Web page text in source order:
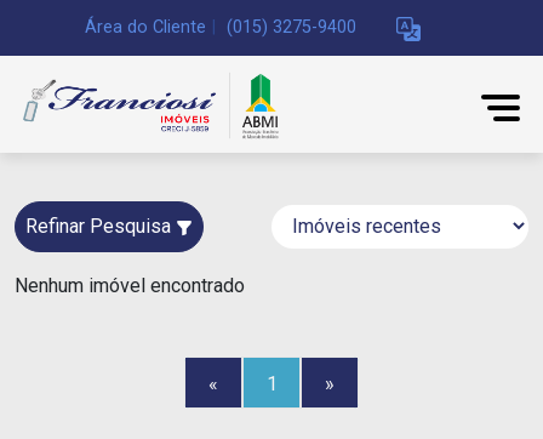
Área do Cliente (015) 3275-9400
Refinar Pesquisa
Nenhum imóvel encontrado
« 1 »